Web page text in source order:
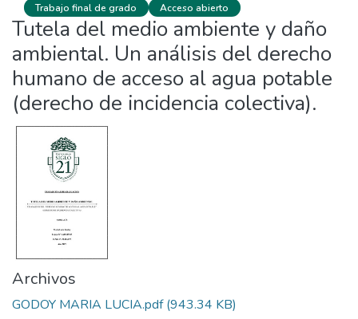
Trabajo final de grado Acceso abierto
Tutela del medio ambiente y daño
ambiental. Un análisis del derecho
humano de acceso al agua potable
(derecho de incidencia colectiva).
Archivos
GODOY MARIA LUCIA.pdf(943.34 KB)